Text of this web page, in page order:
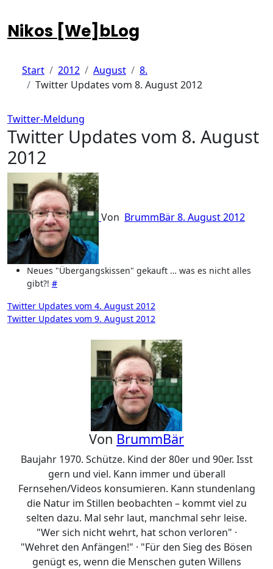
Inhalt
springen
Nikos [We]bLog
Start 2012 August
8.
Twitter Updates vom 8. August 2012
Twitter-Meldung
Twitter Updates vom 8. August
2012
Von BrummBär8. August 2012
Neues "Übergangskissen" gekauft … was es nicht alles
gibt?! #
Beitragsnavigation
Twitter Updates vom 4. August 2012
Twitter Updates vom 9. August 2012
Von BrummBär
Baujahr 1970. Schütze. Kind der 80er und 90er. Isst
gern und viel. Kann immer und überall
Fernsehen/Videos konsumieren. Kann stundenlang
die Natur im Stillen beobachten – kommt viel zu
selten dazu. Mal sehr laut, manchmal sehr leise.
"Wer sich nicht wehrt, hat schon verloren" ·
"Wehret den Anfängen!" · "Für den Sieg des Bösen
genügt es, wenn die Menschen guten Willens